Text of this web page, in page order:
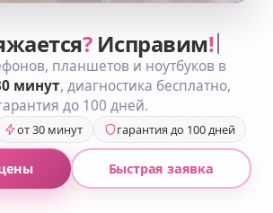
?Исправим!
планшетов и ноутбуков в
минут, диагностика бесплатно,
до 100 дней.
от 30 минут гарантия до 100 дней
Быстрая заявка